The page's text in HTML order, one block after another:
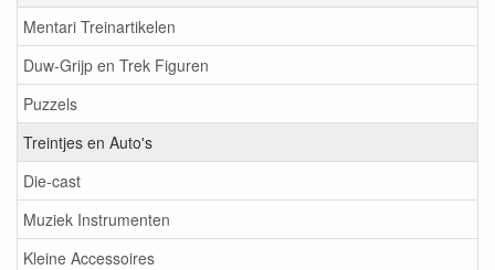
Mentari Treinartikelen
Duw-Grijp en Trek Figuren
Puzzels
Treintjes en Auto's
Die-cast
Muziek Instrumenten
Kleine Accessoires